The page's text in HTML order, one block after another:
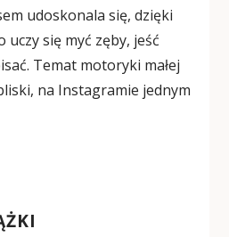
udoskonala się, dzięki
uczy się myć zęby, jeść
Temat motoryki małej
na Instagramie jednym